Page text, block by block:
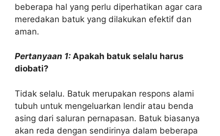
beberapa hal yang perlu diperhatikan agar cara
meredakan batuk yang dilakukan efektif dan
aman.
Pertanyaan 1: Apakah batuk selalu harus
diobati?
Tidak selalu. Batuk merupakan respons alami
tubuh untuk mengeluarkan lendir atau benda
asing dari saluran pernapasan. Batuk biasanya
akan reda dengan sendirinya dalam beberapa